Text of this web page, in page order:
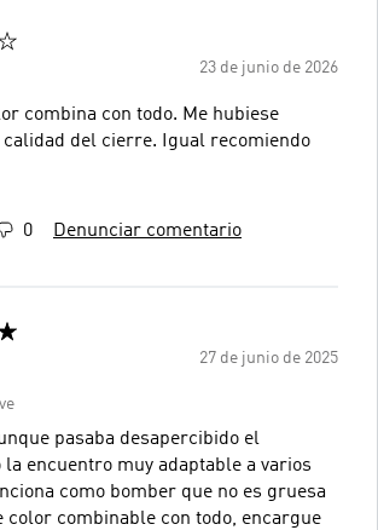
23 de junio de 2026
combina con todo. Me hubiese
del cierre. Igual recomiendo
0 Denunciar comentario
27 de junio de 2025
pasaba desapercibido el
encuentro muy adaptable a varios
como bomber que no es gruesa
color combinable con todo, encargue